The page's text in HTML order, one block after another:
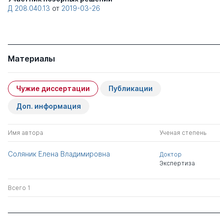
Д 208.040.13 от 2019-03-26
Материалы
Чужие диссертации Публикации
Доп. информация
Имя автора Ученая степень
Соляник Елена Владимировна
Доктор
Экспертиза
Всего 1